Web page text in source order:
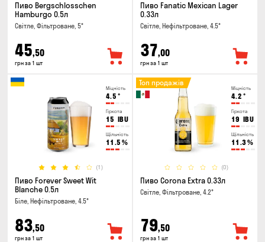
Пиво Bergschlosschen
Hamburgo 0.5л
Світле, Фільтроване, 5°
45,50
грн за 1 шт
Пиво Fanatic Mexican Lager
0.33л
Світле, Нефільтроване, 4.5°
37,00
грн за 1 шт
Міцність
4.5 °
Гіркота
15 IBU
Щільність
11.5 %
(1)
Пиво Forever Sweet Wit
Blanche 0.5л
Біле, Нефільтроване, 4.5°
83,50
грн за 1 шт
Міцність
4.2 °
Гіркота
19 IBU
Щільність
11.3%
(0)
Топ продажів
Пиво Corona Extra 0.33л
Світле, Фільтроване, 4.2°
79,50
грн за 1 шт